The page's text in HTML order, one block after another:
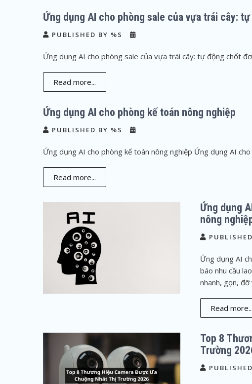
Ứng dụng AI cho phòng sale của vựa trái cây:
PUBLISHED BY %S
Ứng dụng AI cho phòng sale của vựa trái cây: tự động chốt
Read more...
Ứng dụng AI cho phòng kế toán nông nghiệp
PUBLISHED BY %S
Ứng dụng AI cho phòng kế toán nông nghiệp Ứng dụng AI
Read more...
Ứng dụng
nông
Ứng dụng AI
báo nhu cầu
nhanh, gọn, đỡ
Read more...
Top 8
Trường